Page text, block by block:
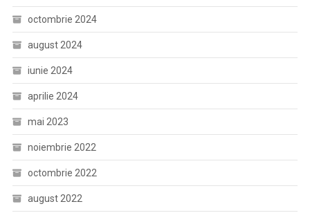
octombrie 2024
august 2024
iunie 2024
aprilie 2024
mai 2023
noiembrie 2022
octombrie 2022
august 2022